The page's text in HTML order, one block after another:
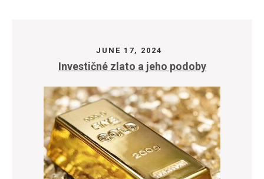
JUNE 17, 2024
Investičné zlato a jeho podoby